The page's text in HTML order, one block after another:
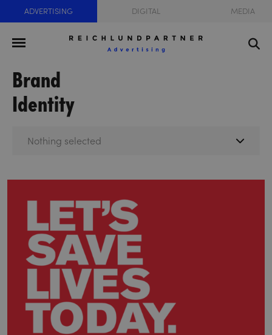
ADVERTISING DIGITAL MEDIA
Brand
Identity
Nothing selected